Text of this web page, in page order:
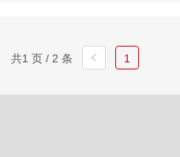
查看 详情 获取报价
共1 页 / 2 条 1